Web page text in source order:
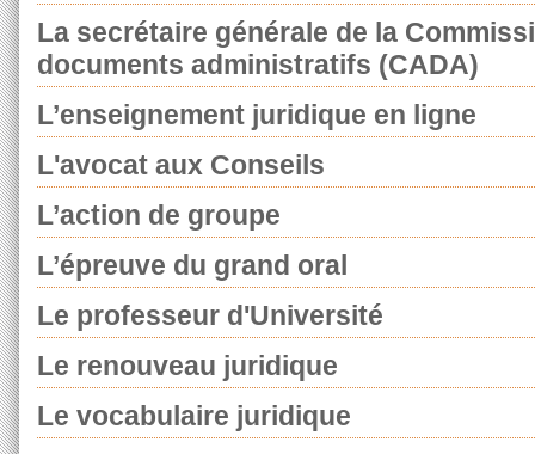
La secrétaire générale de la
documents administratifs (CADA)
L’enseignement juridique en ligne
L'avocat aux Conseils
L’action de groupe
L’épreuve du grand oral
Le professeur d'Université
Le renouveau juridique
Le vocabulaire juridique